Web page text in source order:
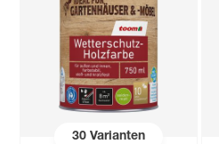
30Varianten